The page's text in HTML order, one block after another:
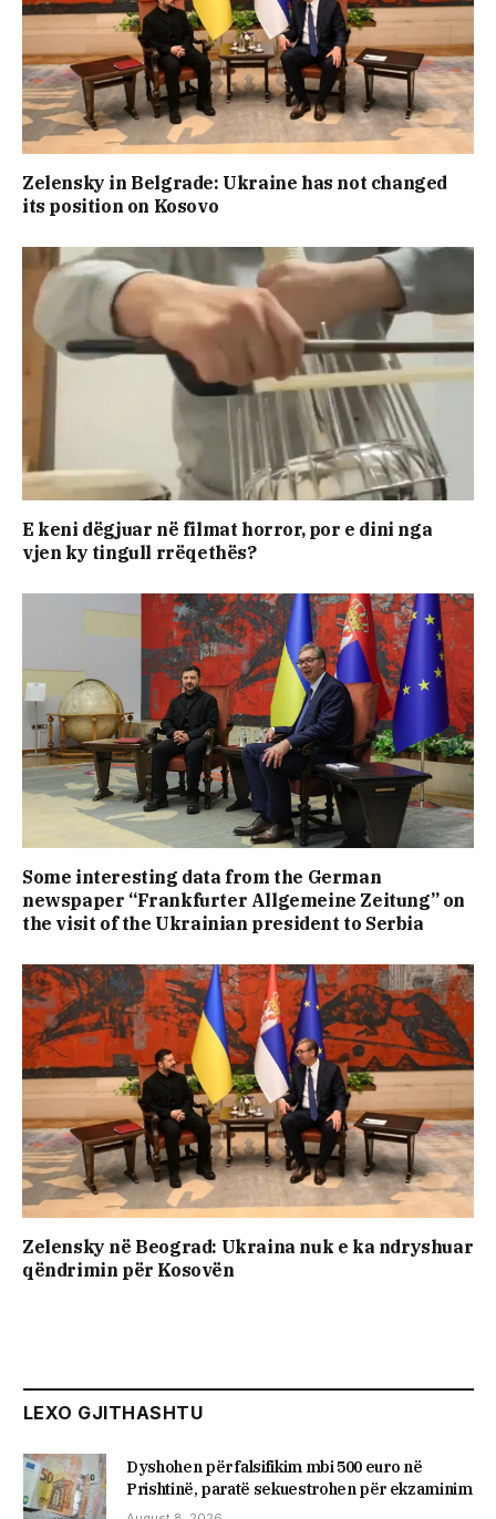
Zelensky in Belgrade: Ukraine has not changed
its position on Kosovo
E keni dëgjuar në filmat horror, por e dini nga
vjen ky tingull rrëqethës?
Some interesting data from the German
newspaper “Frankfurter Allgemeine Zeitung” on
the visit of the Ukrainian president to Serbia
Zelensky në Beograd: Ukraina nuk e ka ndryshuar
qëndrimin për Kosovën
LEXO GJITHASHTU
Dyshohen për falsifikim mbi 500 euro në
Prishtinë, paratë sekuestrohen për ekzaminim